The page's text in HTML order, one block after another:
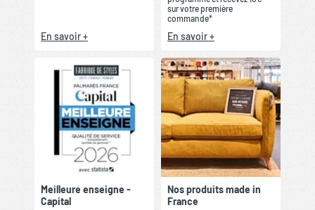
En savoir +
sur votre première
commande*
En savoir +
Meilleure enseigne -
Capital
Nos produits made in
France